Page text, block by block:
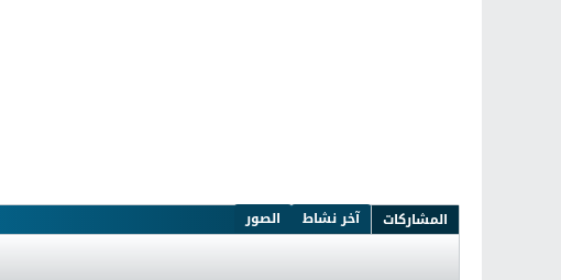
المشاركات آخر نشاط الصور